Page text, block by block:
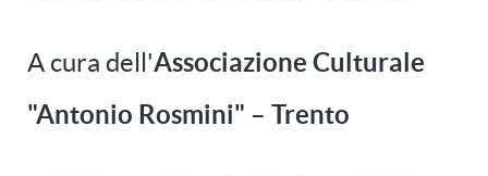
A cura dell'Associazione Culturale
"Antonio Rosmini" – Trento